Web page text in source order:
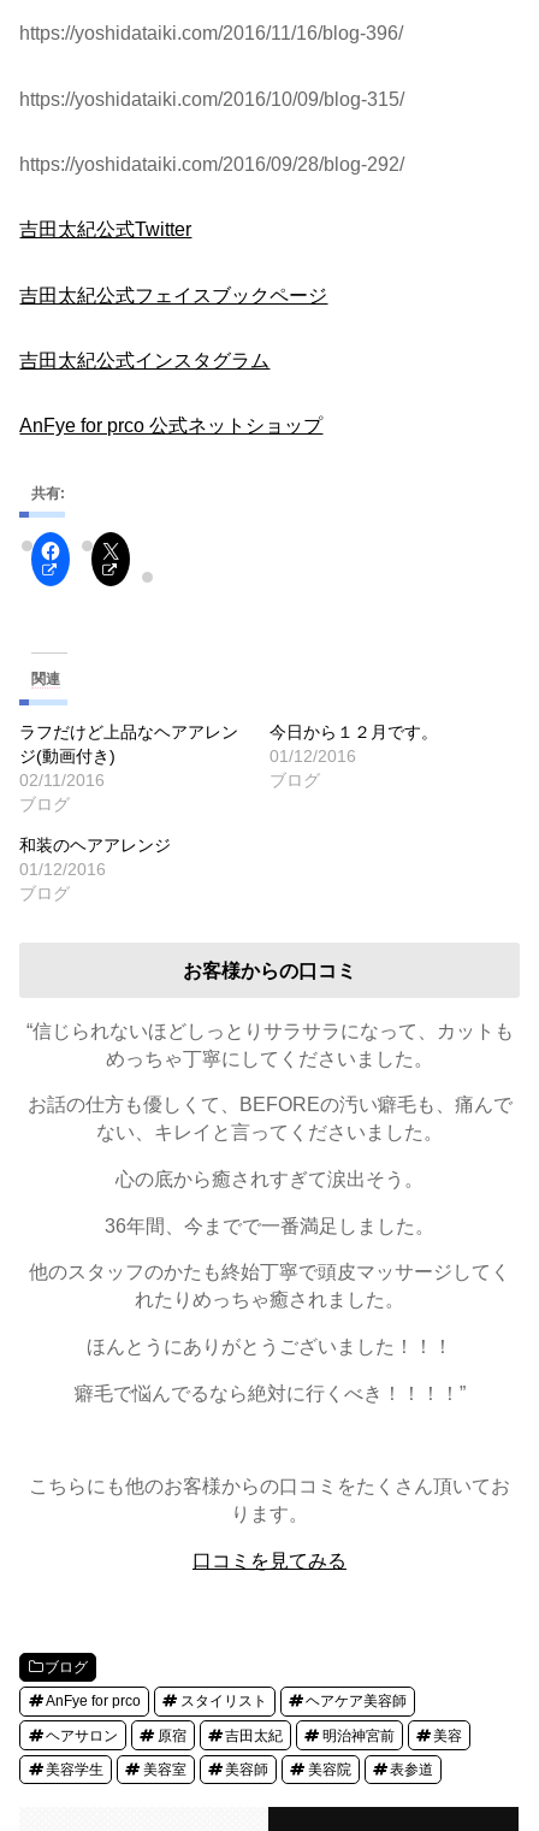
https://yoshidataiki.com/2016/11/16/blog-396/
https://yoshidataiki.com/2016/10/09/blog-315/
https://yoshidataiki.com/2016/09/28/blog-292/
吉田太紀公式Twitter
吉田太紀公式フェイスブックページ
吉田太紀公式インスタグラム
AnFye for prco 公式ネットショップ
共有:
関連
ラフだけど上品なヘアアレン
ジ(動画付き)
02/11/2016
ブログ
今日から１２月です。
01/12/2016
ブログ
和装のヘアアレンジ
01/12/2016
ブログ
お客様からの口コミ
“信じられないほどしっとりサラサラになって、カットも
めっちゃ丁寧にしてくださいました。
お話の仕方も優しくて、BEFOREの汚い癖毛も、痛んで
ない、キレイと言ってくださいました。
心の底から癒されすぎて涙出そう。
36年間、今までで一番満足しました。
他のスタッフのかたも終始丁寧で頭皮マッサージしてく
れたりめっちゃ癒されました。
ほんとうにありがとうございました！！！
癖毛で悩んでるなら絶対に行くべき！！！！”
こちらにも他のお客様からの口コミをたくさん頂いてお
ります。
口コミを見てみる
ブログ
AnFye for prco スタイリスト ヘアケア美容師
ヘアサロン 原宿 吉田太紀 明治神宮前 美容
美容学生 美容室 美容師 美容院 表参道